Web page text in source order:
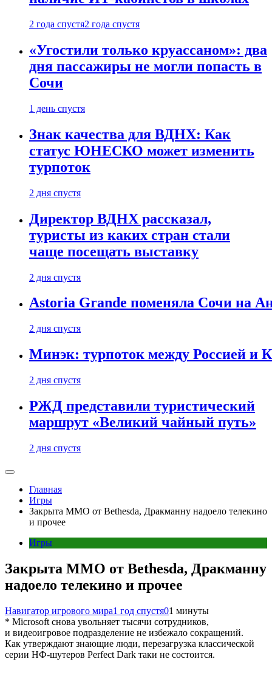
2 года спустя2 года спустя
«Угостили только круассаном»: два
дня пассажиры не могли попасть в
Сочи
1 день спустя
Знак качества для ВДНХ: Как
статус ЮНЕСКО может изменить
турпоток
2 дня спустя
Директор ВДНХ рассказал,
туристы из каких стран стали
чаще посещать выставку
2 дня спустя
Astoria Grande поменяла Сочи на
2 дня спустя
Минэк: турпоток между Россией и
2 дня спустя
РЖД представили туристический
маршрут «Великий чайный путь»
2 дня спустя
Главная
Игры
Закрыта ММО от Bethesda, Дракманну надоело телекино
и прочее
Игры
Закрыта ММО от Bethesda, Дракманну
надоело телекино и прочее
Навигатор игрового мира1 год спустя01 минуты
* Microsoft снова увольняет тысячи сотрудников,
и видеоигровое подразделение не избежало сокращений.
Как утверждают знающие люди, перезагрузка классической
серии НФ-шутеров Perfect Dark таки не состоится.